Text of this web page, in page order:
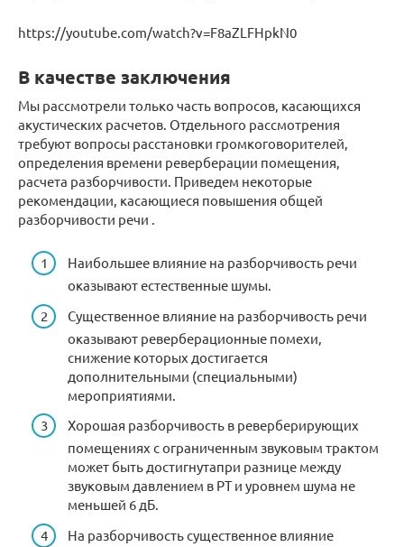
https://youtube.com/watch?v=F8aZLFHpkN0
В качестве заключения
Мы рассмотрели только часть вопросов, касающихся
акустических расчетов. Отдельного рассмотрения
требуют вопросы расстановки громкоговорителей,
определения времени реверберации помещения,
расчета разборчивости. Приведем некоторые
рекомендации, касающиеся повышения общей
разборчивости речи .
Наибольшее влияние на разборчивость речи
оказывают естественные шумы.
Существенное влияние на разборчивость речи
оказывают реверберационные помехи,
снижение которых достигается
дополнительными (специальными)
мероприятиями.
Хорошая разборчивость в реверберирующих
помещениях с ограниченным звуковым трактом
может быть достигнутапри разнице между
звуковым давлением в РТ и уровнем шума не
меньшей 6 дБ.
На разборчивость существенное влияние